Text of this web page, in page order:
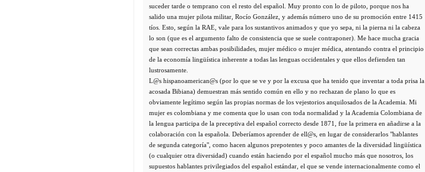
suceder tarde o temprano con el resto del español. Muy pronto con lo de piloto, porque nos ha
salido una mujer pilota militar, Rocío González, y además número uno de su promoción entre 1415
tíos. Esto, según la RAE, vale para los sustantivos animados y que yo sepa, ni la pierna ni la cabeza
lo son (que es el argumento falto de consistencia que se suele contraponer). Me hace mucha gracia
que sean correctas ambas posibilidades, mujer médico o mujer médica, atentando contra el principio
de la economía lingüística inherente a todas las lenguas occidentales y que ellos defienden tan
lustrosamente.
L@s hispanoamerican@s (por lo que se ve y por la excusa que ha tenido que inventar a toda prisa la
acosada Bibiana) demuestran más sentido común en ello y no rechazan de plano lo que es
obviamente legítimo según las propias normas de los vejestorios anquilosados de la Academia. Mi
mujer es colombiana y me comenta que lo usan con toda normalidad y la Academia Colombiana de
la lengua participa de la preceptiva del español correcto desde 1871, fue la primera en añadirse a la
colaboración con la española. Deberíamos aprender de ell@s, en lugar de considerarlos "hablantes
de segunda categoría", como hacen algunos prepotentes y poco amantes de la diversidad lingüística
(o cualquier otra diversidad) cuando están haciendo por el español mucho más que nosotros, los
supuestos hablantes privilegiados del español estándar, el que se vende internacionalmente como el